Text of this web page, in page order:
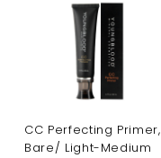
CC Perfecting Primer,
Bare/ Light-Medium